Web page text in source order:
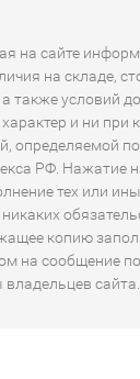
на сайте
на складе,
также условий
и ни при
определяемой
РФ. Нажатие
тех или
копию
на сообщение
сайта.